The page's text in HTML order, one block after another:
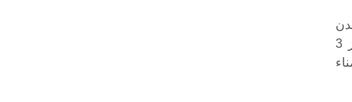
شما مخالف نیستیم. در همان جلسه انتصاب هم این حرفها را زدم و نهایتاً بعد از 3